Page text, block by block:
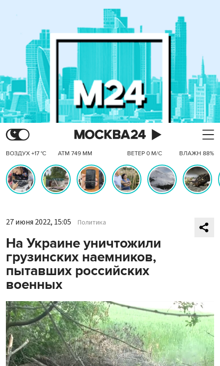
ВОЗДУХ +17 °C АТМ 749 ММ ВЕТЕР 0 М/С ВЛАЖН 88%
27 июня 2022, 15:05 Политика
На Украине уничтожили
грузинских наемников,
пытавших российских
военных